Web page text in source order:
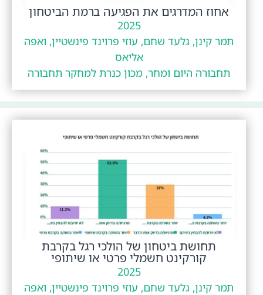
אחוז המדרגים את הפגיעה ברמת הביטחון
2025
תמר קינן, גלעד שחם, עוזי פרוינד פינשטיין, ואפה
אליאס
תחבורה היום ומחר, מכון כנרת למחקר תחבורה
תחושת ביטחון של הולכי רגל בקרבת
קורקינט חשמלי פרטי או שיתופי
2025
תמר קינן, גלעד שחם, עוזי פרוינד פינשטיין, ואפה